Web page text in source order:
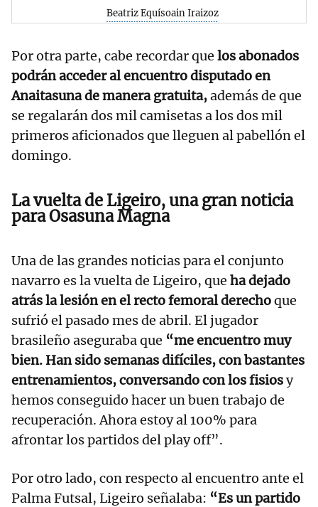
Beatriz Equísoain Iraizoz
Por otra parte, cabe recordar que los abonados
podrán acceder al encuentro disputado en
Anaitasuna de manera gratuita,además de que
se regalarán dos mil camisetas a los dos mil
primeros aficionados que lleguen al pabellón el
domingo.
La vuelta de Ligeiro, una gran noticia
para Osasuna Magna
Una de las grandes noticias para el conjunto
navarro es la vuelta de Ligeiro, que ha dejado
atrás la lesión en el recto femoral derechoque
sufrió el pasado mes de abril. El jugador
brasileño aseguraba que “me encuentro muy
bien. Han sido semanas difíciles, con bastantes
entrenamientos, conversando con los fisiosy
hemos conseguido hacer un buen trabajo de
recuperación. Ahora estoy al 100% para
afrontar los partidos del play off”.
Por otro lado, con respecto al encuentro ante el
Palma Futsal, Ligeiro señalaba: “Es un partido